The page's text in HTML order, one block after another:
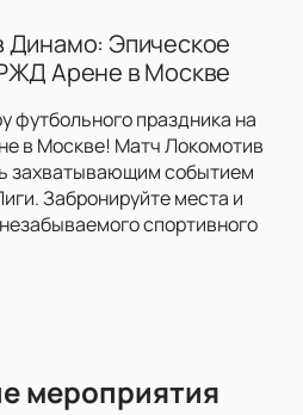
Динамо: Эпическое
Арене в Москве
футбольного праздника на
в Москве! Матч Локомотив
захватывающим событием
Забронируйте места и
спортивного
мероприятия